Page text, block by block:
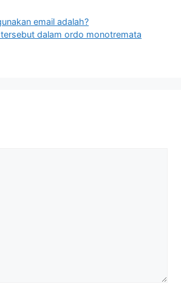
email adalah?
dalam ordo monotremata